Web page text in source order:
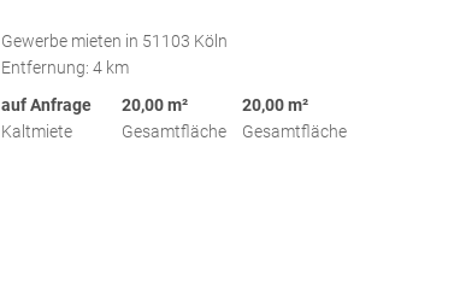
Gewerbe mieten in 51103 Köln
Entfernung: 4 km
auf Anfrage
Kaltmiete
20,00 m²
Gesamtfläche
20,00 m²
Gesamtfläche